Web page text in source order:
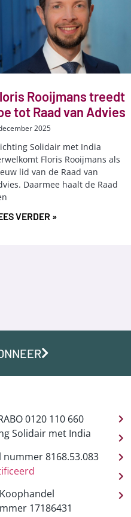
Rooijmans treedt
tot Raad van Advies
2025
Solidair met India
Floris Rooijmans als
lid van de Raad van
Daarmee haalt de Raad
VERDER »
0120 110 660
Solidair met India
nummer 8168.53.083
17186431